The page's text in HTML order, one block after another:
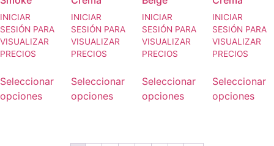
INICIAR
SESIÓN PARA
VISUALIZAR
PRECIOS
Seleccionar
opciones
INICIAR
SESIÓN PARA
VISUALIZAR
PRECIOS
Seleccionar
opciones
INICIAR
SESIÓN PARA
VISUALIZAR
PRECIOS
Seleccionar
opciones
INICIAR
SESIÓN PARA
VISUALIZAR
PRECIOS
Seleccionar
opciones